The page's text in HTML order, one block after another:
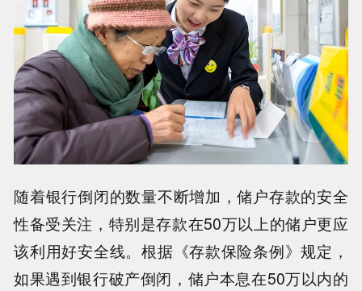
随着银行倒闭的数量不断增加，储户存款的安全
性备受关注，特别是存款在50万以上的储户更应
该利用好安全线。根据《存款保险条例》规定，
如果遇到银行破产倒闭，储户本息在50万以内的